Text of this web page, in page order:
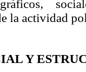
la actividad
Y